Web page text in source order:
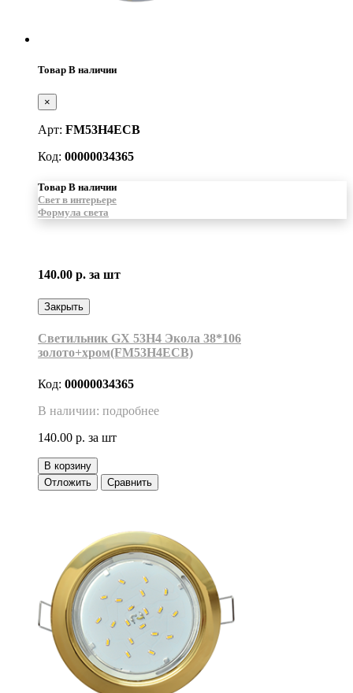
Товар В наличии
×
Арт: FM53H4ECB
Код: 00000034365
Товар В наличии
Свет в интерьере
Формула света
140.00 р. за шт
Закрыть
Светильник GX 53H4 Экола 38*106
золото+хром(FM53H4ECB)
Код: 00000034365
В наличии: подробнее
140.00 р. за шт
В корзину
Отложить
Сравнить